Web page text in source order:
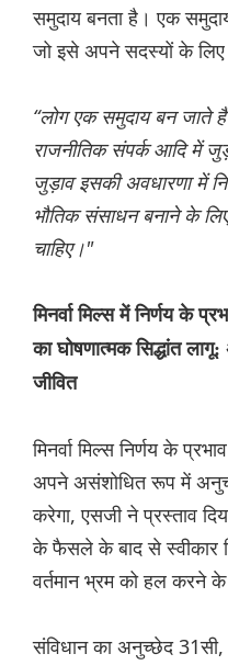
समुदाय बनता है। एक
जो इसे अपने सदस्यों के लिए
“लोग एक समुदाय बन जाते
राजनीतिक संपर्क आदि में
जुड़ाव इसकी अवधारणा में
भौतिक संसाधन बनाने के
चाहिए।"
मिनर्वा मिल्स में निर्णय के
का घोषणात्मक सिद्धांत
जीवित
मिनर्वा मिल्स निर्णय के
अपने असंशोधित रूप में
करेगा, एसजी ने प्रस्ताव
के फैसले के बाद से स्वीकार
वर्तमान भ्रम को हल करने के
संविधान का अनुच्छेद